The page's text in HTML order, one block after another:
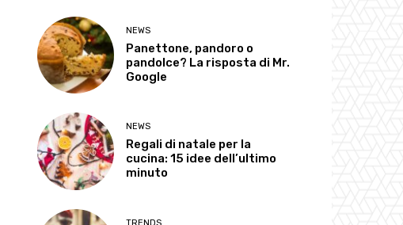
NEWS
Panettone, pandoro o
pandolce? La risposta di Mr.
Google
NEWS
Regali di natale per la
cucina: 15 idee dell’ultimo
minuto
TRENDS